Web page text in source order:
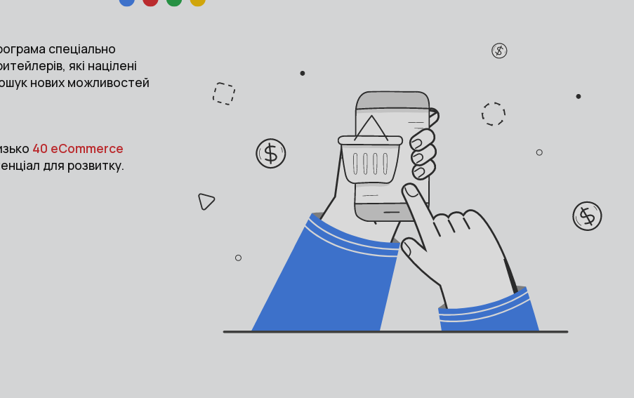
спеціально
які націлені
нових можливостей
40 eCommerce
для розвитку.